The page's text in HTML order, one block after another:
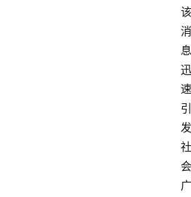
该
消
息
迅
速
引
发
社
会
广